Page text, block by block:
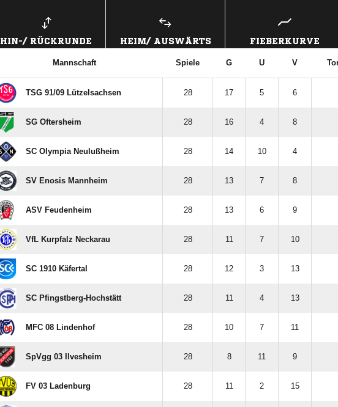
HIN-/ RÜCKRUNDE HEIM/ AUSWÄRTS FIEBERKURVE
Mannschaft Spiele G U V
TSG 91/​09 Lützelsachsen 28 17 5 6
SG Oftersheim 28 16 4 8
SC Olympia Neulußheim 28 14 10 4
SV Enosis Mannheim 28 13 7 8
ASV Feudenheim 28 13 6 9
VfL Kurpfalz Neckarau 28 11 7 10
SC 1910 Käfertal 28 12 3 13
SC Pfingstberg-Hochstätt 28 11 4 13
MFC 08 Lindenhof 28 10 7 11
SpVgg 03 Ilvesheim 28 8 11 9
FV 03 Ladenburg 28 11 2 15